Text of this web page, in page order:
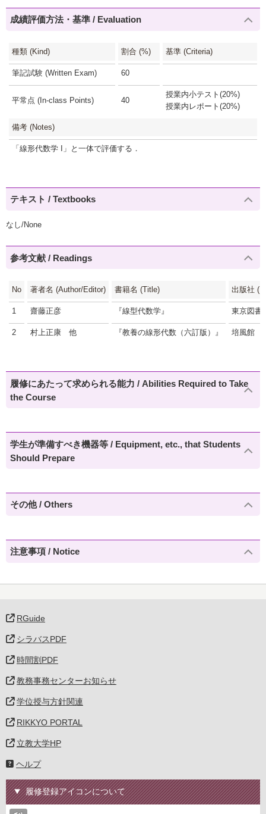
成績評価方法・基準 / Evaluation
種類 (Kind) 割合 (%) 基準 (Criteria)
筆記試験 (Written Exam) 60
平常点 (In-class Points) 40
授業内小テスト(20%)
授業内レポート(20%)
備考 (Notes)
「線形代数学 I」と一体で評価する．
テキスト / Textbooks
なし/None
参考文献 / Readings
No 著者名 (Author/Editor) 書籍名 (Title) 出版社
1 齋藤正彦 『線型代数学』 東京図書
2 村上正康 他 『教養の線形代数（六訂版）』 培風館
履修にあたって求められる能力 / Abilities Required to Take
the Course
学生が準備すべき機器等 / Equipment, etc., that Students
Should Prepare
その他 / Others
注意事項 / Notice
RGuide
シラバスPDF
時間割PDF
教務事務センターお知らせ
学位授与方針関連
RIKKYO PORTAL
立教大学HP
ヘルプ
履修登録アイコンについて